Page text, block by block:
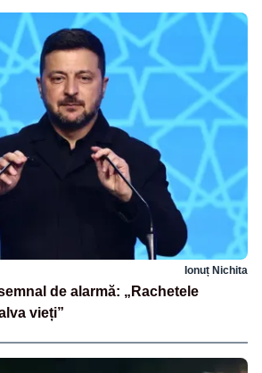
Ionuț Nichita
de alarmă: „Rachetele
vieți”